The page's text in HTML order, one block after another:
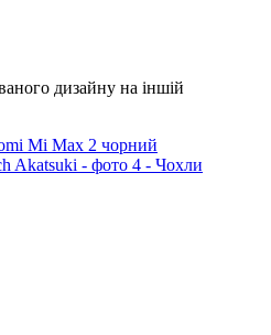
дизайну на іншій